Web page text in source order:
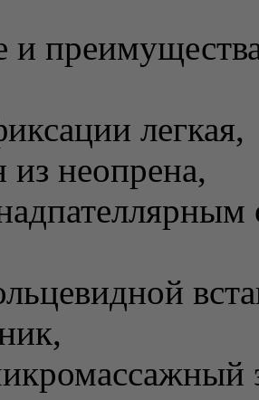
и
легкая,
неопрена,